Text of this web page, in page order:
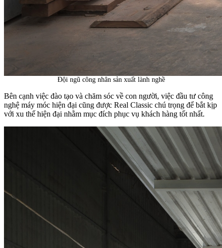
Đội ngũ công nhân sản xuất lành nghề
Bên cạnh việc đào tạo và chăm sóc về con người, việc đầu tư công
nghệ máy móc hiện đại cũng được Real Classic chú trọng để bắt kịp
với xu thế hiện đại nhằm mục đích phục vụ khách hàng tốt nhất.